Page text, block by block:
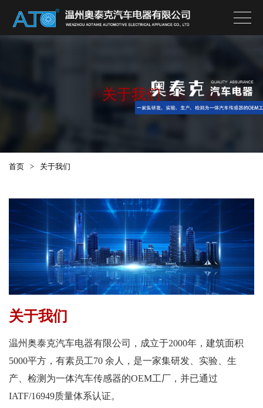
关于我们
首页 > 关于我们
关于我们
温州奥泰克汽车电器有限公司，成立于2000年，建筑面积
5000平方，有素员工70 余人，是一家集研发、实验、生
产、检测为一体汽车传感器的OEM工厂，并已通过
IATF/16949质量体系认证。